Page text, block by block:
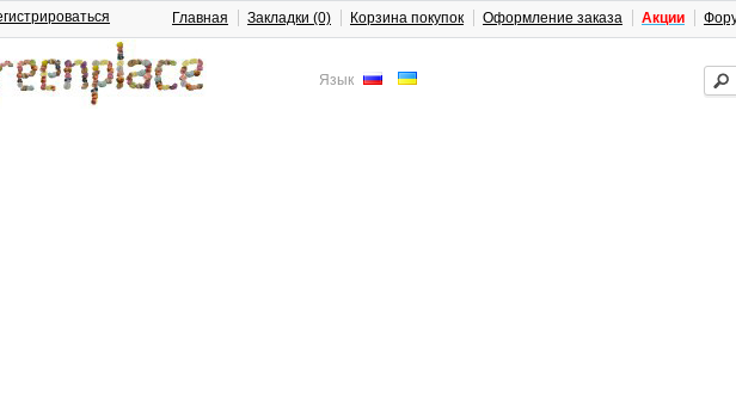
Язык
Главная Закладки (0) Корзина покупок Оформление заказа Акции